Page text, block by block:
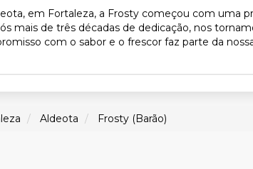
em Fortaleza, a Frosty começou com uma
mais de três décadas de dedicação, nos
com o sabor e o frescor faz parte da
Aldeota Frosty (Barão)